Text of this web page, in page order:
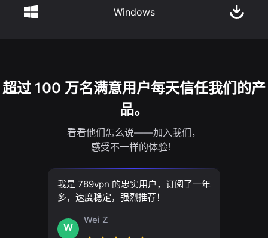
Windows
超过 100 万名满意用户每天信任我们的产
品。
看看他们怎么说——加入我们，
感受不一样的体验！
我是 789vpn 的忠实用户，订阅了一年
多，速度稳定，强烈推荐！
W
Wei Z